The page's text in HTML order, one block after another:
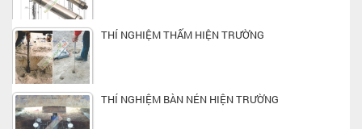
THÍ NGHIỆM THẤM HIỆN TRƯỜNG
THÍ NGHIỆM BÀN NÉN HIỆN TRƯỜNG